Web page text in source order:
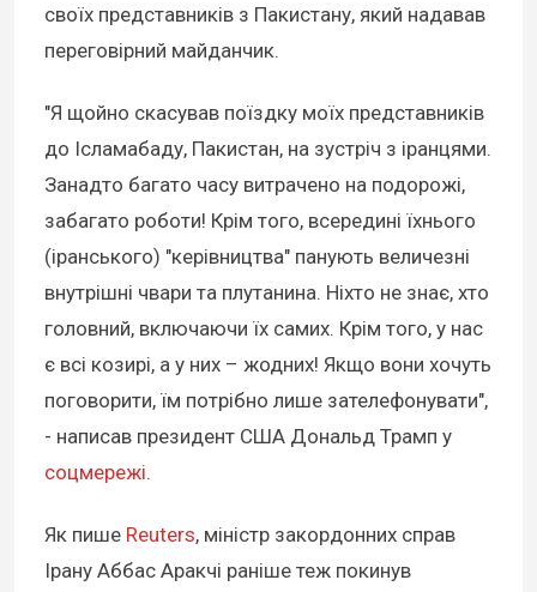
своїх представників з Пакистану, який надавав
переговірний майданчик.
"Я щойно скасував поїздку моїх представників
до Ісламабаду, Пакистан, на зустріч з іранцями.
Занадто багато часу витрачено на подорожі,
забагато роботи! Крім того, всередині їхнього
(іранського) "керівництва" панують величезні
внутрішні чвари та плутанина. Ніхто не знає, хто
головний, включаючи їх самих. Крім того, у нас
є всі козирі, а у них – жодних! Якщо вони хочуть
поговорити, їм потрібно лише зателефонувати",
- написав президент США Дональд Трамп у
соцмережі.
Як пише Reuters, міністр закордонних справ
Ірану Аббас Аракчі раніше теж покинув